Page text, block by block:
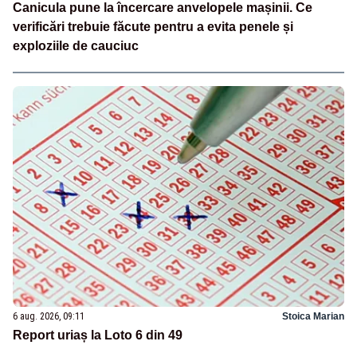
Canicula pune la încercare anvelopele mașinii. Ce
verificări trebuie făcute pentru a evita penele și
exploziile de cauciuc
6 aug. 2026, 09:11 Stoica Marian
Report uriaș la Loto 6 din 49